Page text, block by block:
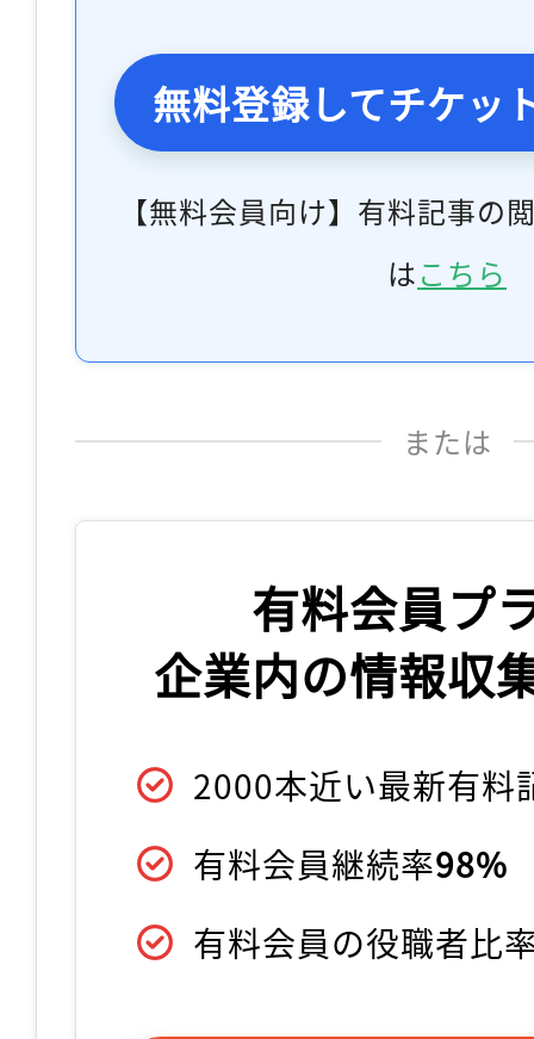
無料登録してチケッ
【無料会員向け】有料記事の
はこちら
または
有料会員プ
企業内の情報収
2000本近い最新有料
有料会員継続率98%
有料会員の役職者比